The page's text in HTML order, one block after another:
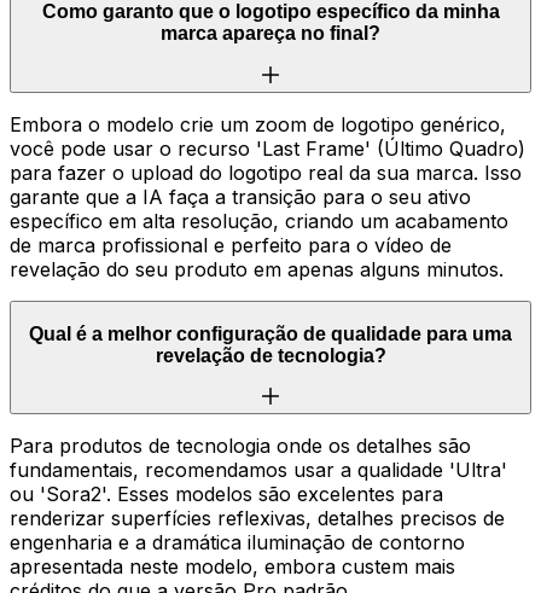
Como garanto que o logotipo específico da minha
marca apareça no final?
Embora o modelo crie um zoom de logotipo genérico,
você pode usar o recurso 'Last Frame' (Último Quadro)
para fazer o upload do logotipo real da sua marca. Isso
garante que a IA faça a transição para o seu ativo
específico em alta resolução, criando um acabamento
de marca profissional e perfeito para o vídeo de
revelação do seu produto em apenas alguns minutos.
Qual é a melhor configuração de qualidade para uma
revelação de tecnologia?
Para produtos de tecnologia onde os detalhes são
fundamentais, recomendamos usar a qualidade 'Ultra'
ou 'Sora2'. Esses modelos são excelentes para
renderizar superfícies reflexivas, detalhes precisos de
engenharia e a dramática iluminação de contorno
apresentada neste modelo, embora custem mais